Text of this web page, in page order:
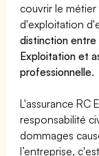
couvrir le
d'exploitation
distinction entre
Exploitation et
professionnelle.
L'assurance RC
responsabilité
dommages
l’entreprise,